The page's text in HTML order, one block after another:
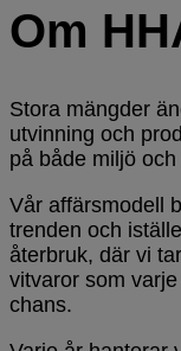
Om
Stora mängder
utvinning och
på både miljö
Vår affärsmodell
trenden och
återbruk, där vi
vitvaror som
chans.